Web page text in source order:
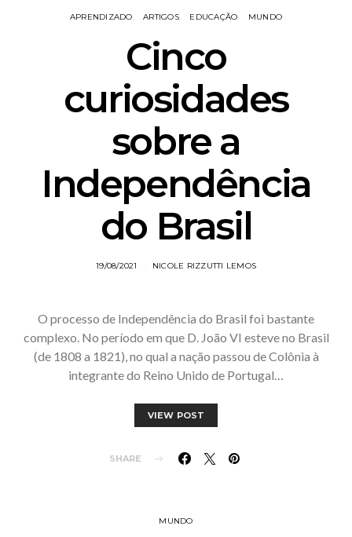
APRENDIZADO ARTIGOS EDUCAÇÃO MUNDO
Cinco
curiosidades
sobre a
Independência
do Brasil
19/08/2021 NICOLE RIZZUTTI LEMOS
O processo de Independência do Brasil foi bastante
complexo. No período em que D. João VI esteve no Brasil
(de 1808 a 1821), no qual a nação passou de Colônia à
integrante do Reino Unido de Portugal…
VIEW POST
SHARE
MUNDO